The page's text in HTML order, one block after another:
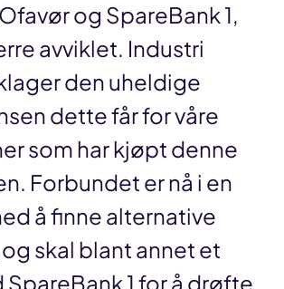
og SpareBank 1,
avviklet. Industri
den uheldige
dette får for våre
som har kjøpt denne
Forbundet er nå i en
å finne alternative
skal blant annet et
1 for å drøfte